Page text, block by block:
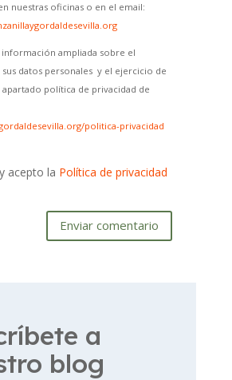
nuestras oficinas o en el email:
ampliada sobre el
datos personales y el ejercicio de
política de privacidad de
politica-privacidad
acepto la Política de privacidad
Enviar comentario
a
blog